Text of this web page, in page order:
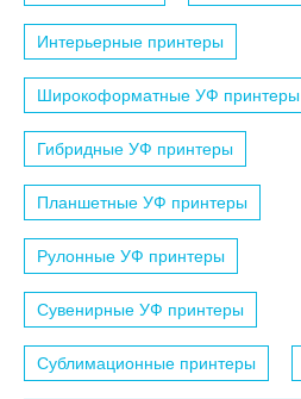
Интерьерные принтеры
Широкоформатные УФ принтеры
Гибридные УФ принтеры
Планшетные УФ принтеры
Рулонные УФ принтеры
Сувенирные УФ принтеры
Сублимационные принтеры